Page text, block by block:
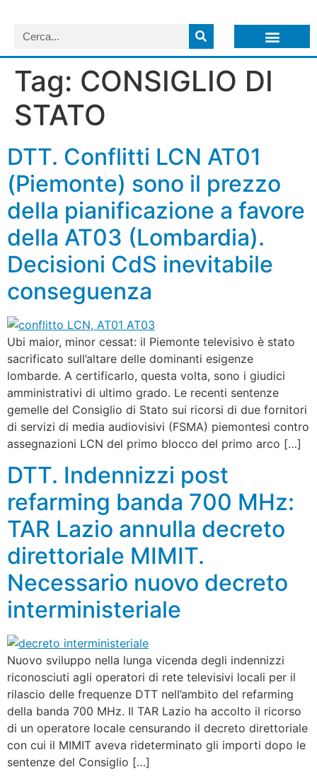
Tag: CONSIGLIO DI
STATO
DTT. Conflitti LCN AT01
(Piemonte) sono il prezzo
della pianificazione a favore
della AT03 (Lombardia).
Decisioni CdS inevitabile
conseguenza
Ubi maior, minor cessat: il Piemonte televisivo è stato
sacrificato sull’altare delle dominanti esigenze
lombarde. A certificarlo, questa volta, sono i giudici
amministrativi di ultimo grado. Le recenti sentenze
gemelle del Consiglio di Stato sui ricorsi di due fornitori
di servizi di media audiovisivi (FSMA) piemontesi contro
assegnazioni LCN del primo blocco del primo arco […]
DTT. Indennizzi post
refarming banda 700 MHz:
TAR Lazio annulla decreto
direttoriale MIMIT.
Necessario nuovo decreto
interministeriale
Nuovo sviluppo nella lunga vicenda degli indennizzi
riconosciuti agli operatori di rete televisivi locali per il
rilascio delle frequenze DTT nell’ambito del refarming
della banda 700 MHz. Il TAR Lazio ha accolto il ricorso
di un operatore locale censurando il decreto direttoriale
con cui il MIMIT aveva rideterminato gli importi dopo le
sentenze del Consiglio […]